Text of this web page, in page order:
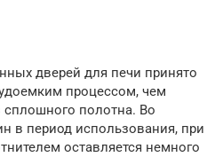
дверей для печи принято
процессом, чем
сплошного полотна. Во
в период использования, при
оставляется немного